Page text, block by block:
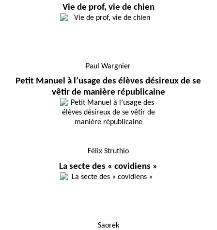
Vie de prof, vie de chien
Paul Wargnier
Petit Manuel à l’usage des élèves désireux de se
vêtir de manière républicaine
Félix Struthio
La secte des « covidiens »
Saorek